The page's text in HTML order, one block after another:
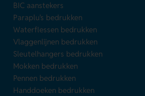
BIC aanstekers
Paraplu's bedrukken
Waterflessen bedrukken
Vlaggenlijnen bedrukken
Sleutelhangers bedrukken
Mokken bedrukken
Pennen bedrukken
Handdoeken bedrukken